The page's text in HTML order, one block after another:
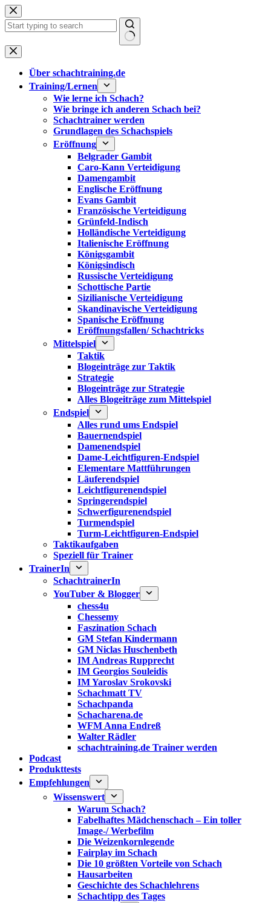
Zum
Inhalt
springen
Keine
Ergebnisse
Über schachtraining.de
Training/Lernen
Wie lerne ich Schach?
Wie bringe ich anderen Schach bei?
Schachtrainer werden
Grundlagen des Schachspiels
Eröffnung
Belgrader Gambit
Caro-Kann Verteidigung
Damengambit
Englische Eröffnung
Evans Gambit
Französische Verteidigung
Grünfeld-Indisch
Holländische Verteidigung
Italienische Eröffnung
Königsgambit
Königsindisch
Russische Verteidigung
Schottische Partie
Sizilianische Verteidigung
Skandinavische Verteidigung
Spanische Eröffnung
Eröffnungsfallen/ Schachtricks
Mittelspiel
Taktik
Blogeinträge zur Taktik
Strategie
Blogeinträge zur Strategie
Alles Blogeiträge zum Mittelspiel
Endspiel
Alles rund ums Endspiel
Bauernendspiel
Damenendspiel
Dame-Leichtfiguren-Endspiel
Elementare Mattführungen
Läuferendspiel
Leichtfigurenendspiel
Springerendspiel
Schwerfigurenendspiel
Turmendspiel
Turm-Leichtfiguren-Endspiel
Taktikaufgaben
Speziell für Trainer
TrainerIn
SchachtrainerIn
YouTuber & Blogger
chess4u
Chessemy
Faszination Schach
GM Stefan Kindermann
GM Niclas Huschenbeth
IM Andreas Rupprecht
IM Georgios Souleidis
IM Yaroslav Srokovski
Schachmatt TV
Schachpanda
Schacharena.de
WFM Anna Endreß
Walter Rädler
schachtraining.de Trainer werden
Podcast
Produkttests
Empfehlungen
Wissenswert
Warum Schach?
Fabelhaftes Mädchenschach – Ein toller
Image-/ Werbefilm
Die Weizenkornlegende
Fairplay im Schach
Die 10 größten Vorteile von Schach‎
Hausarbeiten
Geschichte des Schachlehrens
Schachtipp des Tages